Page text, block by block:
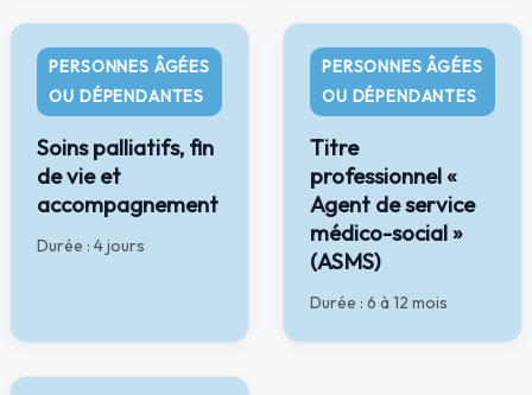
PERSONNES ÂGÉES
OU DÉPENDANTES
Soins palliatifs, fin
de vie et
accompagnement
Durée : 4 jours
PERSONNES ÂGÉES
OU DÉPENDANTES
Titre
professionnel «
Agent de service
médico-social »
(ASMS)
Durée : 6 à 12 mois